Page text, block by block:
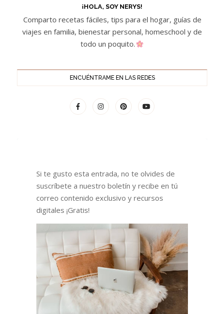
¡HOLA, SOY NERYS!
Comparto recetas fáciles, tips para el hogar, guías de
viajes en familia, bienestar personal, homeschool y de
todo un poquito.
ENCUÉNTRAME EN LAS REDES
Si te gusto esta entrada, no te olvides de
suscríbete a nuestro boletín y recibe en tú
correo contenido exclusivo y recursos
digitales ¡Gratis!